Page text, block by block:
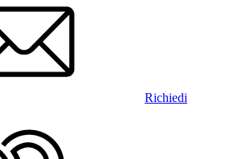
Richiedi